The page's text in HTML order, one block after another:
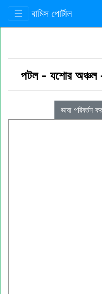
☰ বামিস পোর্টাল
পটল -যশোর অঞ্চল
ভাষা পরিবর্তন